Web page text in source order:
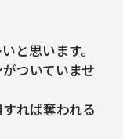
と思います。
ついていませ
れば奪われる